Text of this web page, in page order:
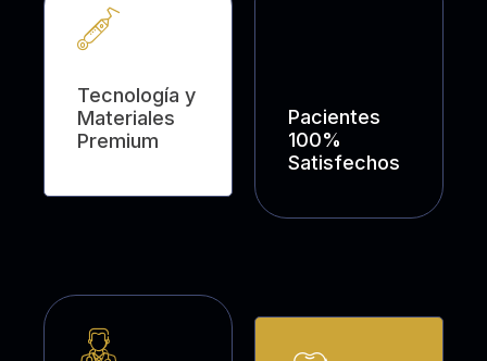
Tecnología y
Materiales
Premium
Pacientes
100%
Satisfechos